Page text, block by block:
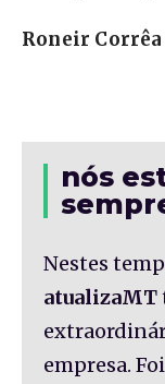
Roneir
nós
Nestes
atualizaMT
empresa.